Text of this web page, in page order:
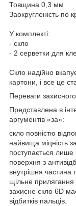
Товщина 0,3 мм
Заокругленість по
У комплекті:
- скло
- 2 серветки для
Скло надійно
картони, і все це
Переваги
Представлена в
аргументів «за»:
скло повністю
найвища міцність
поступається лише
поверхня з
внутрішня частина
щільне
захисне скло 6D
відбитків пальців.